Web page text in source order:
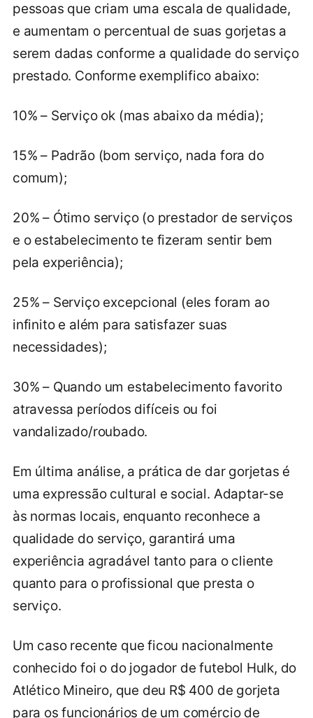
pessoas que criam uma escala de qualidade,
e aumentam o percentual de suas gorjetas a
serem dadas conforme a qualidade do serviço
prestado. Conforme exemplifico abaixo:
10% – Serviço ok (mas abaixo da média);
15% – Padrão (bom serviço, nada fora do
comum);
20% – Ótimo serviço (o prestador de serviços
e o estabelecimento te fizeram sentir bem
pela experiência);
25% – Serviço excepcional (eles foram ao
infinito e além para satisfazer suas
necessidades);
30% – Quando um estabelecimento favorito
atravessa períodos difíceis ou foi
vandalizado/roubado.
Em última análise, a prática de dar gorjetas é
uma expressão cultural e social. Adaptar-se
às normas locais, enquanto reconhece a
qualidade do serviço, garantirá uma
experiência agradável tanto para o cliente
quanto para o profissional que presta o
serviço.
Um caso recente que ficou nacionalmente
conhecido foi o do jogador de futebol Hulk, do
Atlético Mineiro, que deu R$ 400 de gorjeta
para os funcionários de um comércio de